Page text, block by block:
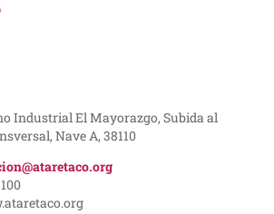
Industrial El Mayorazgo, Subida al
Nave A, 38110